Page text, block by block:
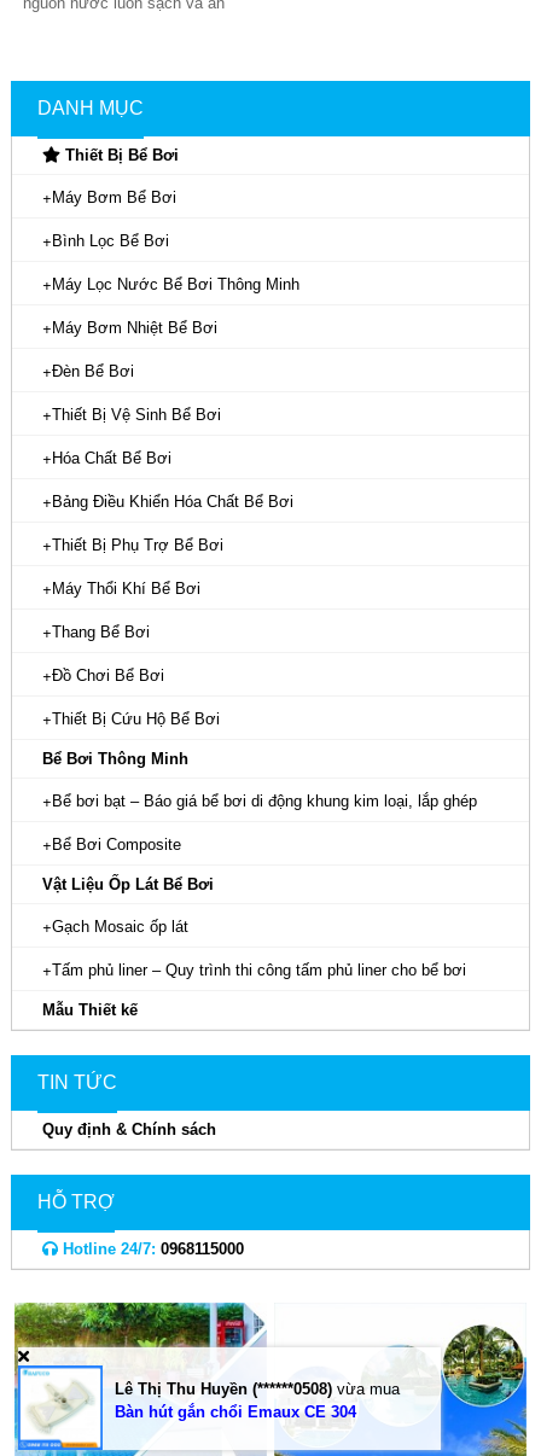
hiểu ngay thông tin trong bài viết
DANH MỤC
Thiết Bị Bể Bơi
Máy Bơm Bể Bơi
Bình Lọc Bể Bơi
Máy Lọc Nước Bể Bơi Thông Minh
Máy Bơm Nhiệt Bể Bơi
Đèn Bể Bơi
Thiết Bị Vệ Sinh Bể Bơi
Hóa Chất Bể Bơi
Bảng Điều Khiển Hóa Chất Bể Bơi
Thiết Bị Phụ Trợ Bể Bơi
Máy Thổi Khí Bể Bơi
Thang Bể Bơi
Đồ Chơi Bể Bơi
Thiết Bị Cứu Hộ Bể Bơi
Bể Bơi Thông Minh
Bể bơi bạt – Báo giá bể bơi di động khung kim loại, lắp ghép
Bể Bơi Composite
Vật Liệu Ốp Lát Bể Bơi
Gạch Mosaic ốp lát
Tấm phủ liner – Quy trình thi công tấm phủ liner cho bể bơi
Mẫu Thiết kế
TIN TỨC
Quy định & Chính sách
HỖ TRỢ
Hotline 24/7: 0968115000
Lê Thị Thu Huyền (******0508) vừa mua
Bàn hút gắn chổi Emaux CE 304